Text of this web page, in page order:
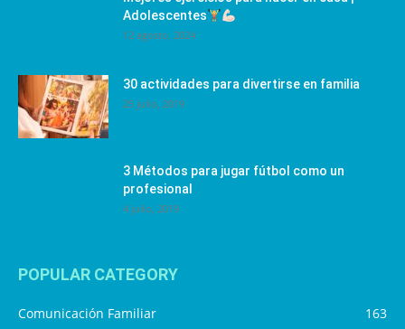
Adolescentes
12 agosto, 2024
30 actividades para divertirse en familia
25 julio, 2019
3 Métodos para jugar fútbol como un
profesional
4 julio, 2019
POPULAR CATEGORY
Comunicación Familiar 163